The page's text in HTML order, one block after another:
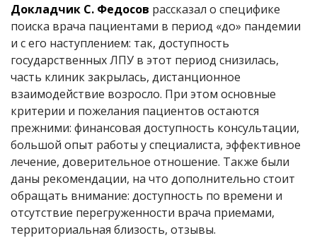
Докладчик С. Федосов рассказал о специфике
поиска врача пациентами в период «до» пандемии
и с его наступлением: так, доступность
государственных ЛПУ в этот период снизилась,
часть клиник закрылась, дистанционное
взаимодействие возросло. При этом основные
критерии и пожелания пациентов остаются
прежними: финансовая доступность консультации,
большой опыт работы у специалиста, эффективное
лечение, доверительное отношение. Также были
даны рекомендации, на что дополнительно стоит
обращать внимание: доступность по времени и
отсутствие перегруженности врача приемами,
территориальная близость, отзывы.